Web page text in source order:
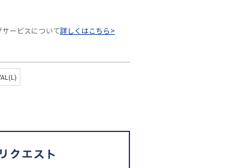
サービスについて詳しくはこちら>